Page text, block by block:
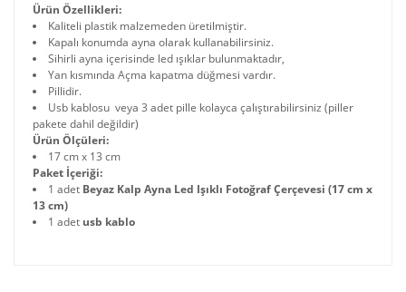
Ürün Özellikleri:
Kaliteli plastik malzemeden üretilmiştir.
Kapalı konumda ayna olarak kullanabilirsiniz.
Sihirli ayna içerisinde led ışıklar bulunmaktadır,
Yan kısmında Açma kapatma düğmesi vardır.
Pillidir.
Usb kablosu veya 3 adet pille kolayca çalıştırabilirsiniz (piller
pakete dahil değildir)
Ürün Ölçüleri:
17 cm x 13 cm
Paket İçeriği:
1 adet Beyaz Kalp Ayna Led Işıklı Fotoğraf Çerçevesi (17 cm x
13 cm)
1 adet usb kablo